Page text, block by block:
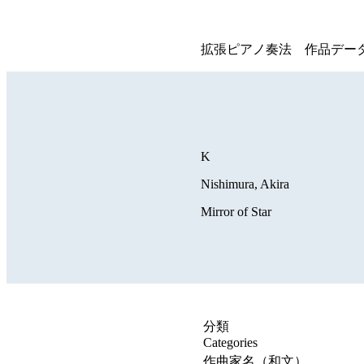
拡張ピアノ奏法 作品デー
K
Nishimura, Akira
Mirror of Star
分類
Categories
作曲家名（和文）